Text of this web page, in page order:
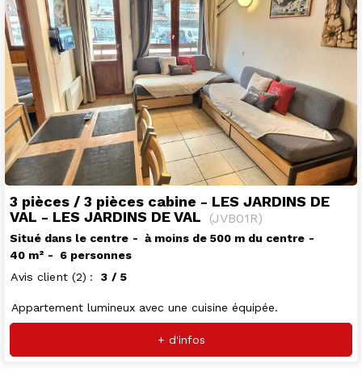
3 pièces / 3 pièces cabine - LES JARDINS DE
VAL - LES JARDINS DE VAL
(JVB01R)
Situé dans le centre
à moins de 500 m du centre
40 m²
6 personnes
Avis client (2) 3 / 5
Appartement lumineux avec une cuisine équipée.
+ d'infos